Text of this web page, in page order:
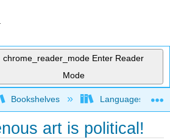
chrome_reader_mode Enter Reader
Mode
global hierarchy
Bookshelves Languages
art is political!